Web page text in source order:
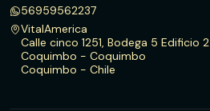
56959562237
VitalAmerica
Calle cinco 1251, Bodega 5 Edificio 2
Coquimbo - Coquimbo
Coquimbo - Chile